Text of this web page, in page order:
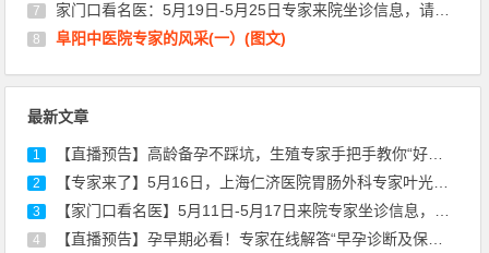
7 家门口看名医：5月19日-5月25日专家来院坐诊信息，请查收！
8 阜阳中医院专家的风采(一）(图文)
最新文章
1 【直播预告】高龄备孕不踩坑，生殖专家手把手教你“好孕”秘诀！
2 【专家来了】5月16日，上海仁济医院胃肠外科专家叶光耀来院坐诊通知
3 【家门口看名医】5月11日-5月17日来院专家坐诊信息，请查收！
4 【直播预告】孕早期必看！专家在线解答“早孕诊断及保胎治疗”